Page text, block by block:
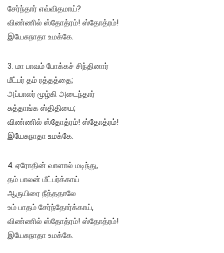
சேர்ந்தார் எவ்விதமாய்?
விண்ணில் ஸ்தோத்ரம்! ஸ்தோத்ரம்!
இயேசுநாதா உமக்கே.
3. மா பாவம் போக்கச் சிந்தினார்
மீட்பர் தம் ரத்தத்தை;
அப்பாலர் மூழ்கி அடைந்தார்
சுத்தாங்க ஸ்திதியை;
விண்ணில் ஸ்தோத்ரம்! ஸ்தோத்ரம்!
இயேசுநாதா உமக்கே.
4. ஏரோதின் வாளால் மடிந்து,
தம் பாலன் மீட்பர்க்காய்
ஆருயிரை நீத்ததாலே
உம் பாதம் சேர்ந்தோர்க்காய்,
விண்ணில் ஸ்தோத்ரம்! ஸ்தோத்ரம்!
இயேசுநாதா உமக்கே.